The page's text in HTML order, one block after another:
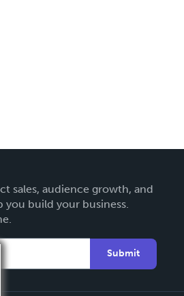
sales, audience growth, and
you build your business.
Submit